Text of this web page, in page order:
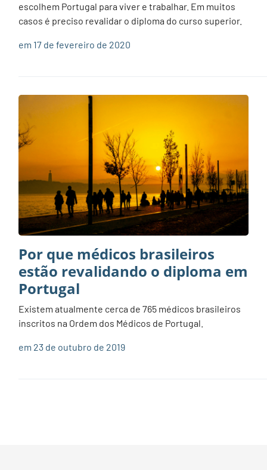
escolhem Portugal para viver e trabalhar. Em muitos
casos é preciso revalidar o diploma do curso superior.
em 17 de fevereiro de 2020
Por que médicos brasileiros
estão revalidando o diploma em
Portugal
Existem atualmente cerca de 765 médicos brasileiros
inscritos na Ordem dos Médicos de Portugal.
em 23 de outubro de 2019